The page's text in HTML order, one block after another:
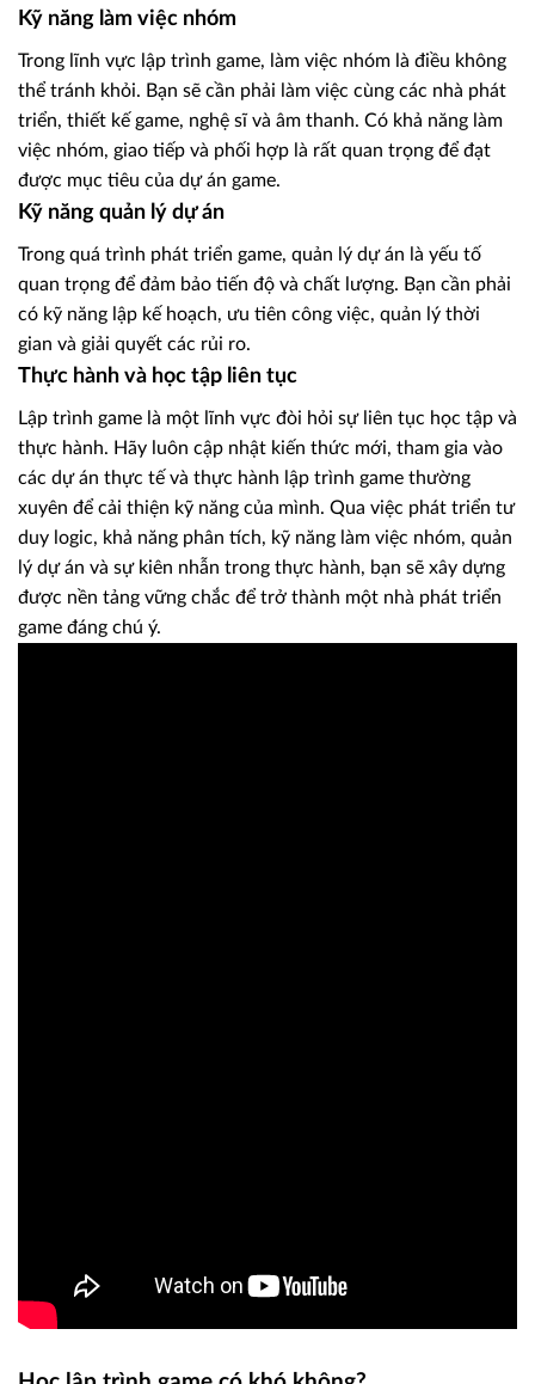
Kỹ năng làm việc nhóm
Trong lĩnh vực lập trình game, làm việc nhóm là điều không
thể tránh khỏi. Bạn sẽ cần phải làm việc cùng các nhà phát
triển, thiết kế game, nghệ sĩ và âm thanh. Có khả năng làm
việc nhóm, giao tiếp và phối hợp là rất quan trọng để đạt
được mục tiêu của dự án game.
Kỹ năng quản lý dự án
Trong quá trình phát triển game, quản lý dự án là yếu tố
quan trọng để đảm bảo tiến độ và chất lượng. Bạn cần phải
có kỹ năng lập kế hoạch, ưu tiên công việc, quản lý thời
gian và giải quyết các rủi ro.
Thực hành và học tập liên tục
Lập trình game là một lĩnh vực đòi hỏi sự liên tục học tập và
thực hành. Hãy luôn cập nhật kiến thức mới, tham gia vào
các dự án thực tế và thực hành lập trình game thường
xuyên để cải thiện kỹ năng của mình. Qua việc phát triển tư
duy logic, khả năng phân tích, kỹ năng làm việc nhóm, quản
lý dự án và sự kiên nhẫn trong thực hành, bạn sẽ xây dựng
được nền tảng vững chắc để trở thành một nhà phát triển
game đáng chú ý.